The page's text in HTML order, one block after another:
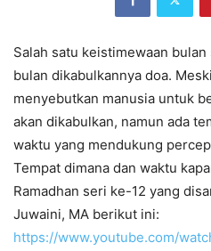
Salah satu keistimewaan bulan
bulan dikabulkannya doa.
menyebutkan manusia untuk
akan dikabulkan, namun ada
waktu yang mendukung
Tempat dimana dan waktu
Ramadhan seri ke-12 yang
Juwaini, MA berikut ini:
https://www.youtube.com/